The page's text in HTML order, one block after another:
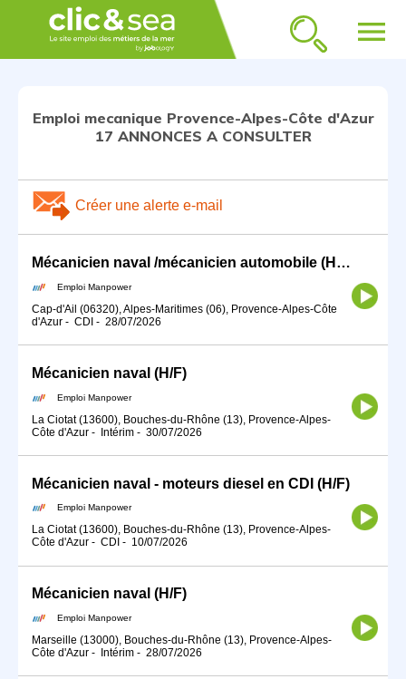
menu
Emploi mecanique Provence-Alpes-Côte d'Azur
17 ANNONCES A CONSULTER
Créer une alerte e-mail
Mécanicien naval /mécanicien automobile (H/F)
Emploi Manpower
Cap-d'Ail (06320), Alpes-Maritimes (06), Provence-Alpes-Côte
d'Azur - CDI - 28/07/2026
Mécanicien naval (H/F)
Emploi Manpower
La Ciotat (13600), Bouches-du-Rhône (13), Provence-Alpes-
Côte d'Azur - Intérim - 30/07/2026
Mécanicien naval - moteurs diesel en CDI (H/F)
Emploi Manpower
La Ciotat (13600), Bouches-du-Rhône (13), Provence-Alpes-
Côte d'Azur - CDI - 10/07/2026
Mécanicien naval (H/F)
Emploi Manpower
Marseille (13000), Bouches-du-Rhône (13), Provence-Alpes-
Côte d'Azur - Intérim - 28/07/2026